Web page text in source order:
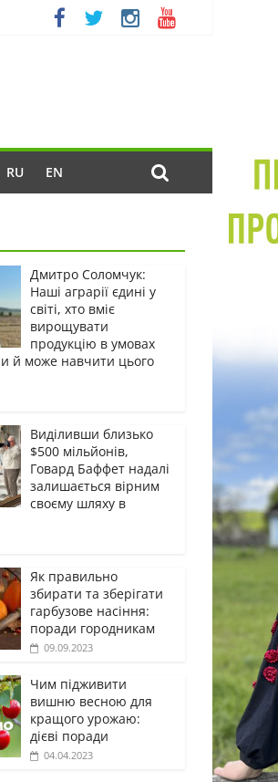
RU EN
Дмитро Соломчук:
Наші аграрії єдині у
світі, хто вміє
вирощувати
продукцію в умовах
й може навчити цього
Виділивши близько
$500 мільйонів,
Говард Баффет надалі
залишається вірним
своєму шляху в
Як правильно
збирати та зберігати
гарбузове насіння:
поради городникам
09.09.2023
Чим підживити
вишню весною для
кращого урожаю:
дієві поради
04.04.2023